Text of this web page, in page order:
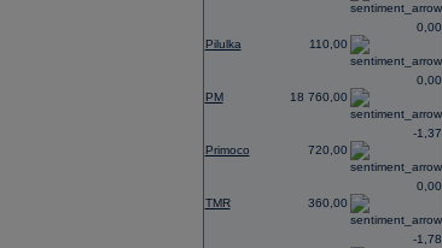
Pilulka 110,00
0,00
PM 18 760,00
0,00
Primoco 720,00
-1,37
TMR 360,00
0,00
-1,78